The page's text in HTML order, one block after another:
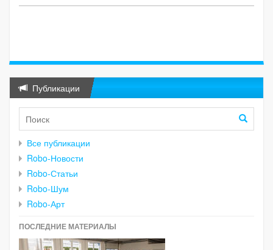
Публикации
Все публикации
Robo-Новости
Robo-Статьи
Robo-Шум
Robo-Арт
ПОСЛЕДНИЕ МАТЕРИАЛЫ